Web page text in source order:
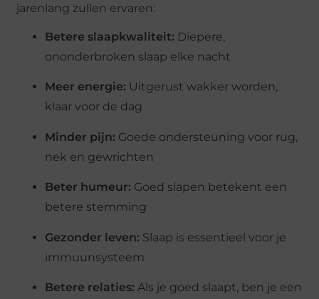
jarenlang zullen ervaren:
Betere slaapkwaliteit: Diepere,
ononderbroken slaap elke nacht
Meer energie: Uitgerust wakker worden,
klaar voor de dag
Minder pijn: Goede ondersteuning voor rug,
nek en gewrichten
Beter humeur: Goed slapen betekent een
betere stemming
Gezonder leven: Slaap is essentieel voor je
immuunsysteem
Betere relaties: Als je goed slaapt, ben je een